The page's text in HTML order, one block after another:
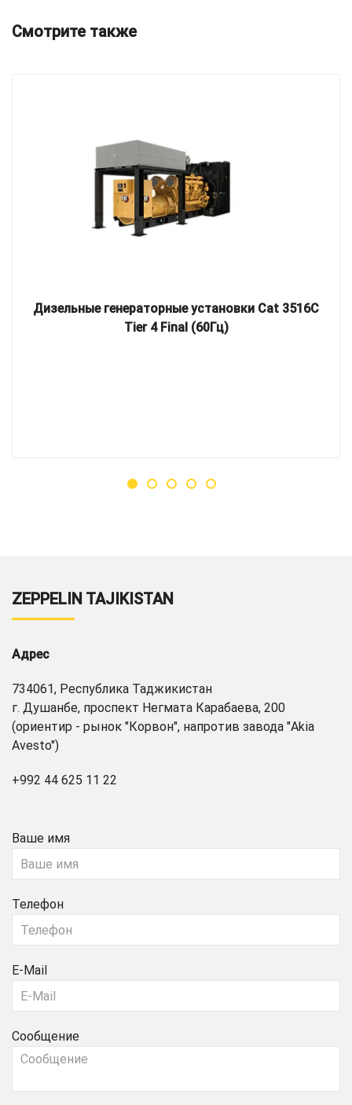
Смотрите также
Дизельные генераторные установки Cat 3516C
Tier 4 Final (60Гц)
ZEPPELIN TAJIKISTAN
Адрес
734061, Республика Таджикистан
г. Душанбе, проспект Негмата Карабаева, 200
(ориентир - рынок "Корвон", напротив завода "Akia
Avesto")
+992 44 625 11 22
Ваше имя
Телефон
E-Mail
Сообщение